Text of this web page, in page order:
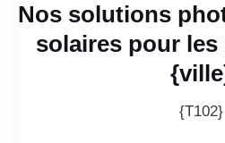
Nos solutions
solaires pour
{T102}